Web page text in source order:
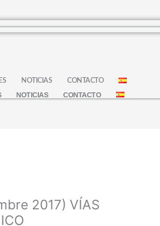
NOTICIAS CONTACTO
NOTICIAS CONTACTO
2017) VÍAS